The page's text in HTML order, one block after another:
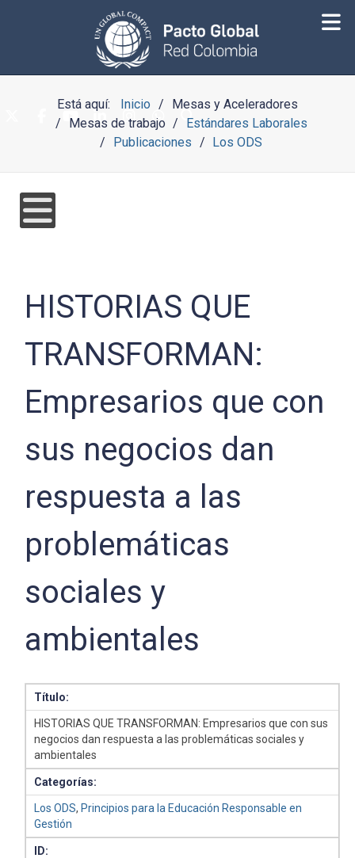
Está aquí: Inicio
Mesas y Aceleradores
Mesas de trabajo
Estándares Laborales
Publicaciones
Los ODS
HISTORIAS QUE
TRANSFORMAN:
Empresarios que con
sus negocios dan
respuesta a las
problemáticas
sociales y
ambientales
Título:
HISTORIAS QUE TRANSFORMAN: Empresarios que con sus
negocios dan respuesta a las problemáticas sociales y
ambientales
Categorías:
Los ODS, Principios para la Educación Responsable en
Gestión
ID: